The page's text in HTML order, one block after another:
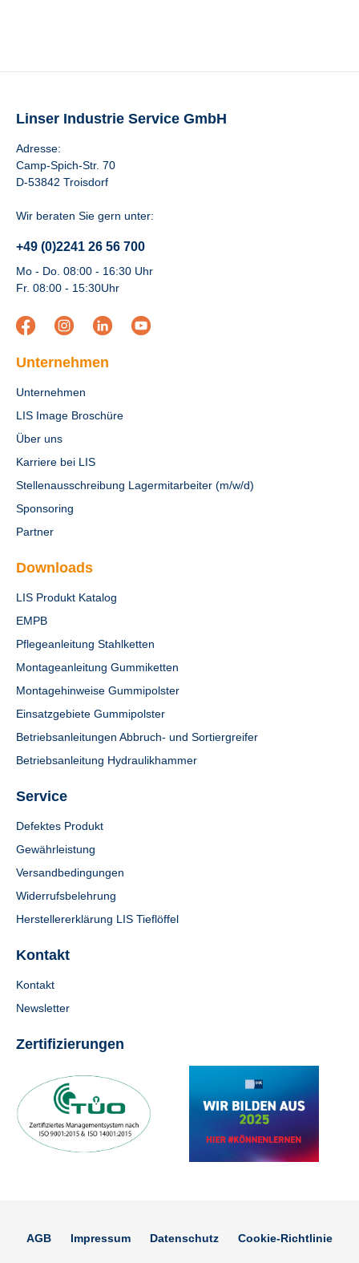
Linser Industrie Service GmbH
Adresse:
Camp-Spich-Str. 70
D-53842 Troisdorf
Wir beraten Sie gern unter:
+49 (0)2241 26 56 700
Mo - Do. 08:00 - 16:30 Uhr
Fr. 08:00 - 15:30Uhr
Unternehmen
Unternehmen
LIS Image Broschüre
Über uns
Karriere bei LIS
Stellenausschreibung Lagermitarbeiter (m/w/d)
Sponsoring
Partner
Downloads
LIS Produkt Katalog
EMPB
Pflegeanleitung Stahlketten
Montageanleitung Gummiketten
Montagehinweise Gummipolster
Einsatzgebiete Gummipolster
Betriebsanleitungen Abbruch- und Sortiergreifer
Betriebsanleitung Hydraulikhammer
Service
Defektes Produkt
Gewährleistung
Versandbedingungen
Widerrufsbelehrung
Herstellererklärung LIS Tieflöffel
Kontakt
Kontakt
Newsletter
Zertifizierungen
AGB Impressum Datenschutz Cookie-Richtlinie